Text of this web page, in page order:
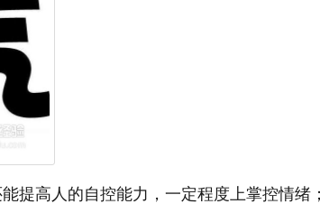
提高人的自控能力，一定程度上掌控情绪